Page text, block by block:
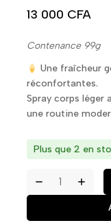
13 000 CFA
Contenance 99g
Une fraîcheur
réconfortantes.
Spray corps léger
une routine
Plus que 2 en